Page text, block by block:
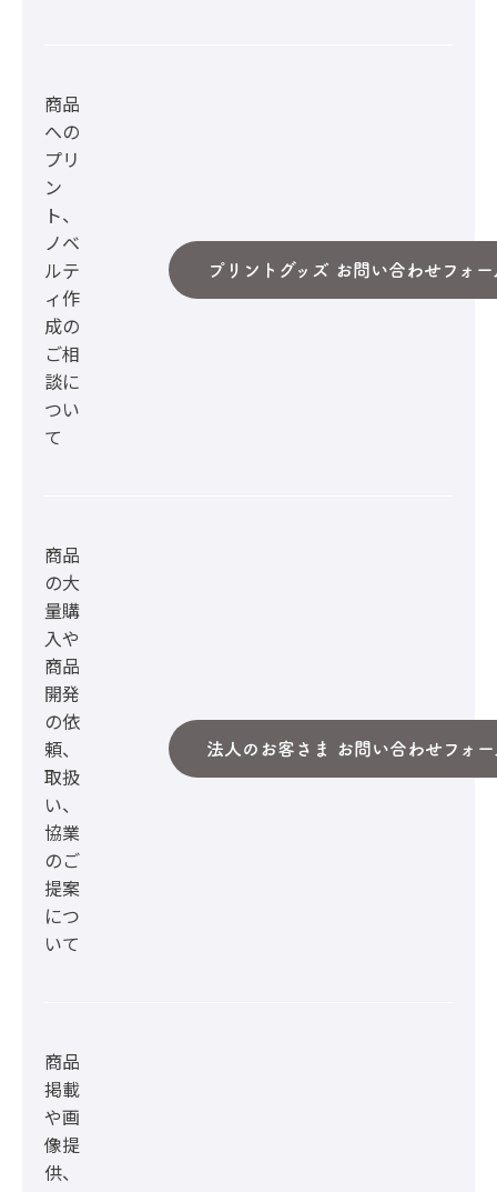
商品
への
プリ
ン
ト、
ノベ
ルテ
ィ作
成の
ご相
談に
つい
て
プリントグッズ お問い合わせフォー
商品
の大
量購
入や
商品
開発
の依
頼、
取扱
い、
協業
のご
提案
につ
いて
法人のお客さま お問い合わせフォー
商品
掲載
や画
像提
供、